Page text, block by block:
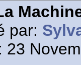
par:
23